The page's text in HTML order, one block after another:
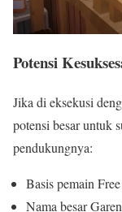
Potensi
Jika di eksekusi
potensi besar untuk
pendukungnya:
Basis pemain
Nama besar